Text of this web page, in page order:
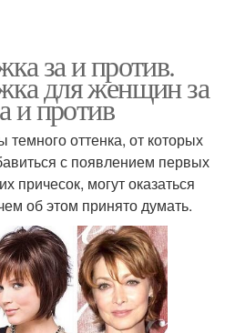
за и против.
для женщин за
и против
оттенка, от которых
с появлением первых
причесок, могут оказаться
об этом принято думать.